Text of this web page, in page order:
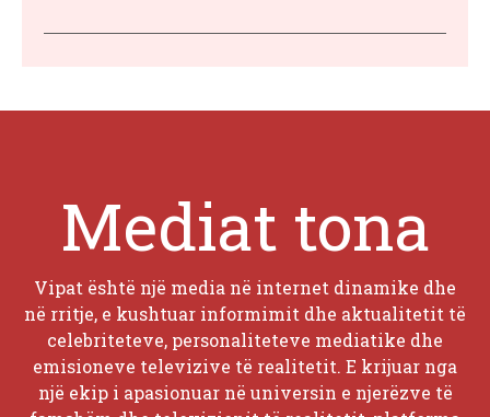
Mediat tona
Vipat është një media në internet dinamike dhe
në rritje, e kushtuar informimit dhe aktualitetit të
celebriteteve, personaliteteve mediatike dhe
emisioneve televizive të realitetit. E krijuar nga
një ekip i apasionuar në universin e njerëzve të